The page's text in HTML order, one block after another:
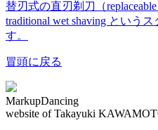
替刃式の直刃剃刀（
traditional wet shaving という
す。
冒頭に戻る
MarkupDancing
website of Takayuki